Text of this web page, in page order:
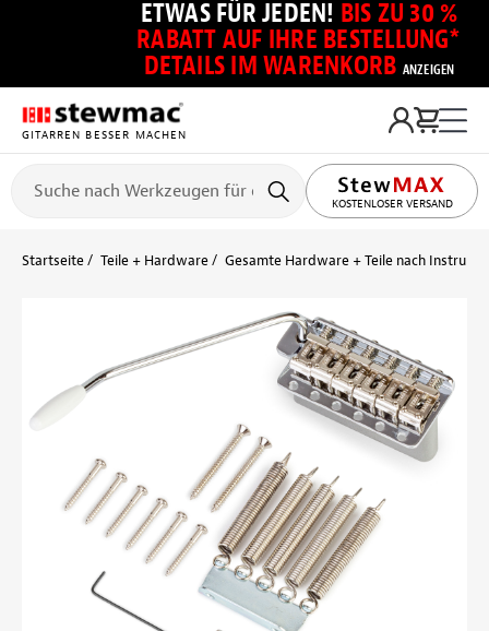
ETWAS FÜR JEDEN! BIS ZU 30 %
RABATT AUF IHRE BESTELLUNG*
DETAILS IM WARENKORB ANZEIGEN
GITARREN BESSER MACHEN
KOSTENLOSER VERSAND
Startseite Teile + Hardware Gesamte Hardware + Teile nach